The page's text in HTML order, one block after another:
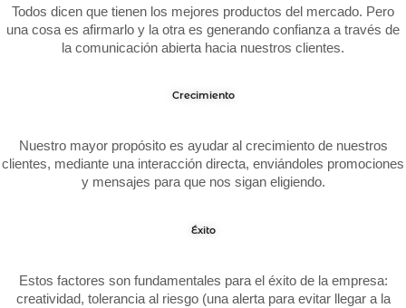
Todos dicen que tienen los mejores productos del mercado. Pero
una cosa es afirmarlo y la otra es generando confianza a través de
la comunicación abierta hacia nuestros clientes.
Crecimiento
Nuestro mayor propósito es ayudar al crecimiento de nuestros
clientes, mediante una interacción directa, enviándoles promociones
y mensajes para que nos sigan eligiendo.
Éxito
Estos factores son fundamentales para el éxito de la empresa:
creatividad, tolerancia al riesgo (una alerta para evitar llegar a la